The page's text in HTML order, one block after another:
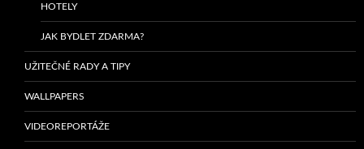
HOTELY
JAK BYDLET ZDARMA?
UŽITEČNÉ RADY A TIPY
WALLPAPERS
VIDEOREPORTÁŽE